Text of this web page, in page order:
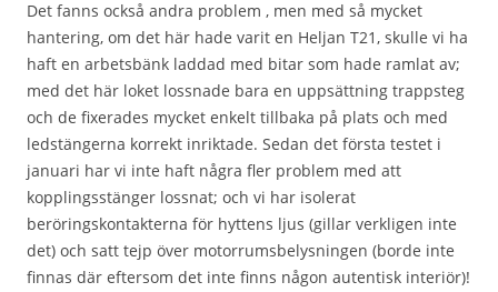
Det fanns också andra problem , men med så mycket
hantering, om det här hade varit en Heljan T21, skulle vi ha
haft en arbetsbänk laddad med bitar som hade ramlat av;
med det här loket lossnade bara en uppsättning trappsteg
och de fixerades mycket enkelt tillbaka på plats och med
ledstängerna korrekt inriktade. Sedan det första testet i
januari har vi inte haft några fler problem med att
kopplingsstänger lossnat; och vi har isolerat
beröringskontakterna för hyttens ljus (gillar verkligen inte
det) och satt tejp över motorrumsbelysningen (borde inte
finnas där eftersom det inte finns någon autentisk interiör)!